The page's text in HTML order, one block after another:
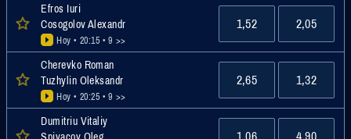
Efros Iuri
Cosogolov Alexandr
Hoy • 20:15 • 9 >>
1,52 2,05
Cherevko Roman
Tuzhylin Oleksandr
Hoy • 20:25 • 9 >>
2,65 1,32
Dumitriu Vitaliy